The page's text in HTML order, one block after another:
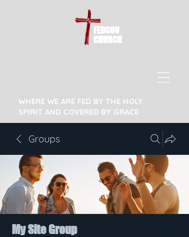
FEDCOV
CHURCH
WHERE WE ARE FED BY THE HOLY
SPIRIT AND COVERED BY GRACE
Groups
My Site Group